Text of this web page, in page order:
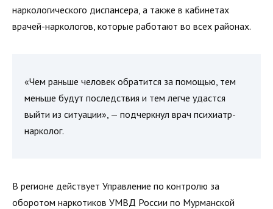
наркологического диспансера, а также в кабинетах
врачей-наркологов, которые работают во всех районах.
«Чем раньше человек обратится за помощью, тем
меньше будут последствия и тем легче удастся
выйти из ситуации», — подчеркнул врач психиатр-
нарколог.
В регионе действует Управление по контролю за
оборотом наркотиков УМВД России по Мурманской